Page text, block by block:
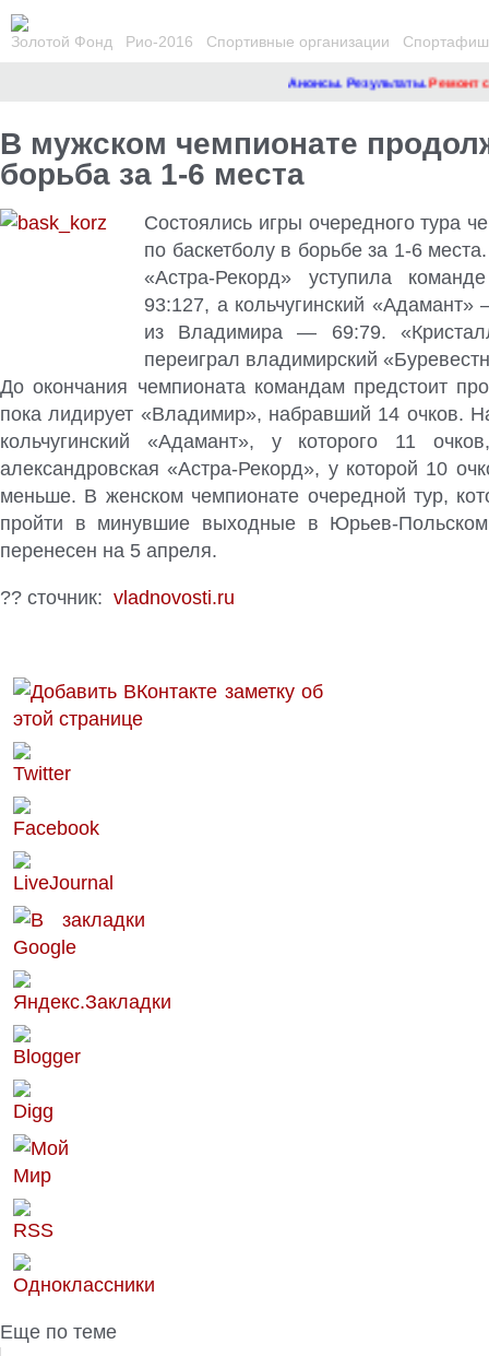
Золотой Фонд Рио-2016 Спортивные организации
Анонсы. Результаты.Ремонт
В мужском чемпионате
борьба за 1-6 места
Состоялись игры очередного тура
по баскетболу в борьбе за 1-6
«Астра-Рекорд» уступила
93:127, а кольчугинский
из Владимира — 69:79.
переиграл владимирский
До окончания чемпионата командам предстоит
пока лидирует «Владимир», набравший 14 очков.
кольчугинский «Адамант», у которого 11
александровская «Астра-Рекорд», у которой 10
меньше. В женском чемпионате очередной тур,
пройти в минувшие выходные в Юрьев-
перенесен на 5 апреля.
?? сточник: vladnovosti.ru
Еще по теме